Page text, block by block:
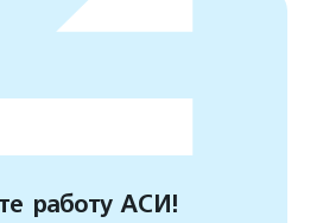
работу АСИ!